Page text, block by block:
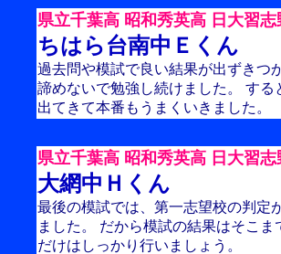
県立千葉高 昭和秀英高 日大習
ちはら台南中Ｅくん
過去問や模試で良い結果が出ずきつ
諦めないで勉強し続けました。 す
出てきて本番もうまくいきました。
県立千葉高 昭和秀英高 日大習
大網中Ｈくん
最後の模試では、第一志望校の判定
ました。 だから模試の結果はそこ
だけはしっかり行いましょう。